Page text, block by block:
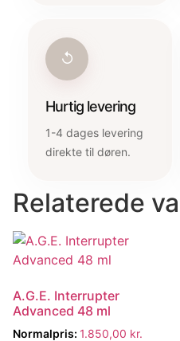
↺
Hurtig levering
1-4 dages levering
direkte til døren.
Relaterede
A.G.E. Interrupter
Advanced 48 ml
Normalpris: 1.850,00 kr.